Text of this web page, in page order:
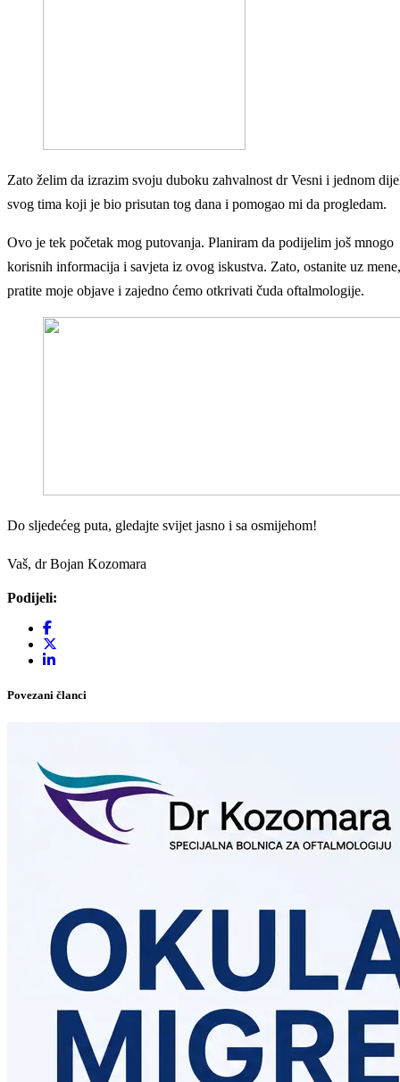
Zato želim da izrazim svoju duboku zahvalnost dr Vesni i jednom
svog tima koji je bio prisutan tog dana i pomogao mi da progledam.
Ovo je tek početak mog putovanja. Planiram da podijelim još mnogo
korisnih informacija i savjeta iz ovog iskustva. Zato, ostanite uz mene,
pratite moje objave i zajedno ćemo otkrivati čuda oftalmologije.
Do sljedećeg puta, gledajte svijet jasno i sa osmijehom!
Vaš, dr Bojan Kozomara
Podijeli:
Povezani članci